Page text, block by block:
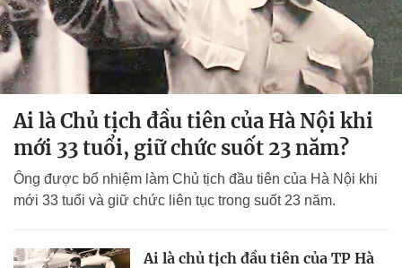
Ai là Chủ tịch đầu tiên của Hà Nội khi
mới 33 tuổi, giữ chức suốt 23 năm?
Ông được bổ nhiệm làm Chủ tịch đầu tiên của Hà Nội khi
mới 33 tuổi và giữ chức liên tục trong suốt 23 năm.
Ai là chủ tịch đầu tiên của TP Hà